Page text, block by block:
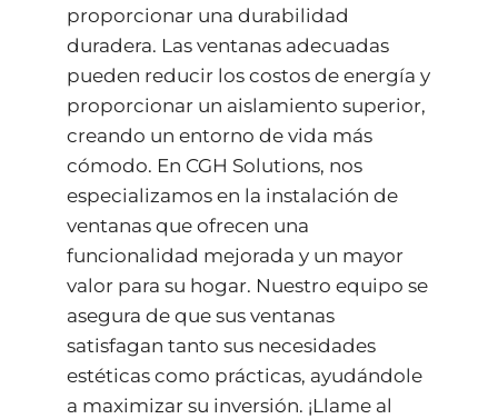
proporcionar una durabilidad
duradera. Las ventanas adecuadas
pueden reducir los costos de energía y
proporcionar un aislamiento superior,
creando un entorno de vida más
cómodo. En CGH Solutions, nos
especializamos en la instalación de
ventanas que ofrecen una
funcionalidad mejorada y un mayor
valor para su hogar. Nuestro equipo se
asegura de que sus ventanas
satisfagan tanto sus necesidades
estéticas como prácticas, ayudándole
a maximizar su inversión. ¡Llame al